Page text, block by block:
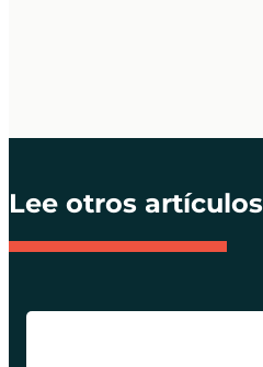
Lee otros artículos